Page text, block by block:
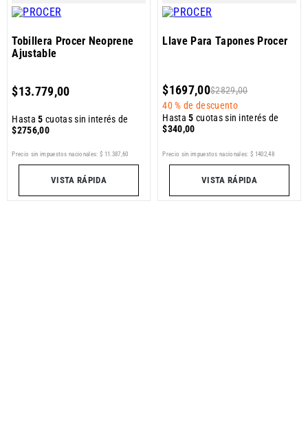
Tobillera Procer Neoprene
Ajustable
$13.779,00
Hasta5 cuotas sin interés de
$2756,00
Precio sin impuestos nacionales: $ 11.387,60
VISTA RÁPIDA
Llave Para Tapones Procer
$1697,00$2829,00
40 % de descuento
Hasta5 cuotas sin interés de
$340,00
Precio sin impuestos nacionales: $ 1402,48
VISTA RÁPIDA